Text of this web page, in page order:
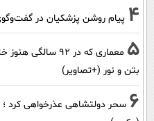
4 پیام روشن پزشکیان در
5
معماری که در 92
بتن و نور (+تصاویر)
6 سحر دولتشاهی عذرخواهی کرد